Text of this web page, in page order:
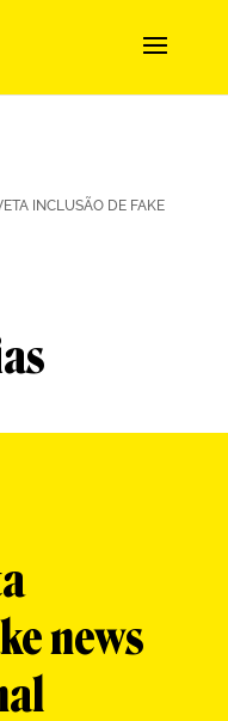
INCLUSÃO DE FAKE
news